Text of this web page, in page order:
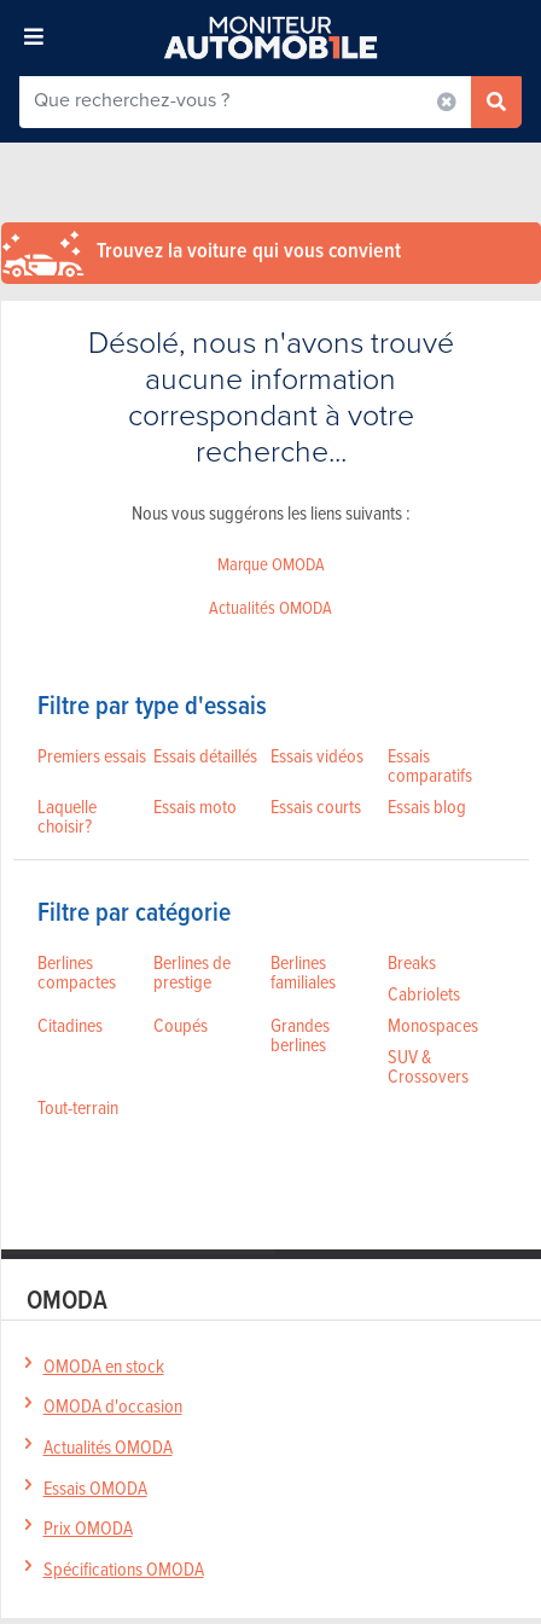
Trouvez la voiture qui vous convient
Désolé, nous n'avons trouvé
aucune information
correspondant à votre
recherche...
Nous vous suggérons les liens suivants :
Marque OMODA
Actualités OMODA
Filtre par type d'essais
Premiers essais Essais détaillés Essais vidéos Essais
comparatifs
Laquelle
choisir?
Essais moto Essais courts Essais blog
Filtre par catégorie
Berlines
compactes
Berlines de
prestige
Berlines
familiales
Breaks
Cabriolets
Citadines
Coupés Grandes
berlines
Monospaces
SUV &
Crossovers
Tout-terrain
OMODA
OMODA en stock
OMODA d'occasion
Actualités OMODA
Essais OMODA
Prix OMODA
Spécifications OMODA